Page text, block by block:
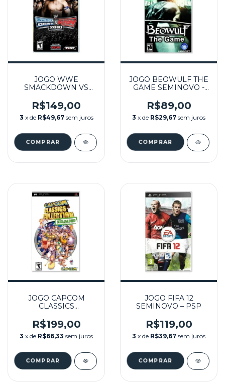
JOGO WWE
SMACKDOWN VS
(LACRADO) - PSP
R$149,00
3 x de R$49,67 sem juros
JOGO BEOWULF THE
GAME SEMINOVO -
R$89,00
3 x de R$29,67 sem juros
JOGO CAPCOM
CLASSICS
RELOADED
SEMINOVO - PSP
R$199,00
3 x de R$66,33 sem juros
JOGO FIFA 12
SEMINOVO – PSP
R$119,00
3 x de R$39,67 sem juros